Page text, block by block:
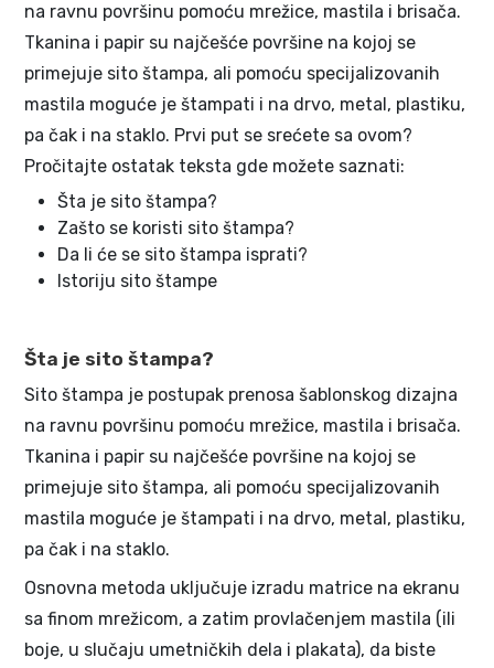
na ravnu površinu pomoću mrežice, mastila i brisača.
Tkanina i papir su najčešće površine na kojoj se
primejuje sito štampa, ali pomoću specijalizovanih
mastila moguće je štampati i na drvo, metal, plastiku,
pa čak i na staklo. Prvi put se srećete sa ovom?
Pročitajte ostatak teksta gde možete saznati:
Šta je sito štampa?
Zašto se koristi sito štampa?
Da li će se sito štampa isprati?
Istoriju sito štampe
Šta je sito štampa?
Sito štampa je postupak prenosa šablonskog dizajna
na ravnu površinu pomoću mrežice, mastila i brisača.
Tkanina i papir su najčešće površine na kojoj se
primejuje sito štampa, ali pomoću specijalizovanih
mastila moguće je štampati i na drvo, metal, plastiku,
pa čak i na staklo.
Osnovna metoda uključuje izradu matrice na ekranu
sa finom mrežicom, a zatim provlačenjem mastila (ili
boje, u slučaju umetničkih dela i plakata), da biste